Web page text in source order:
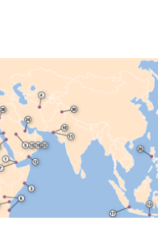
Altrecose
Mondiali calcio 2026